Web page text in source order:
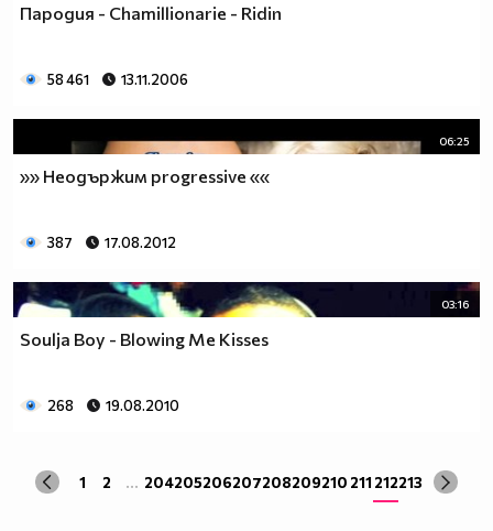
Пародия - Chamillionarie - Ridin
58 461 13.11.2006
06:25
»» Неодържим progressive ««
387 17.08.2012
03:16
Soulja Boy - Blowing Me Kisses
268 19.08.2010
1 2 ... 204205206207208209210 211 212213